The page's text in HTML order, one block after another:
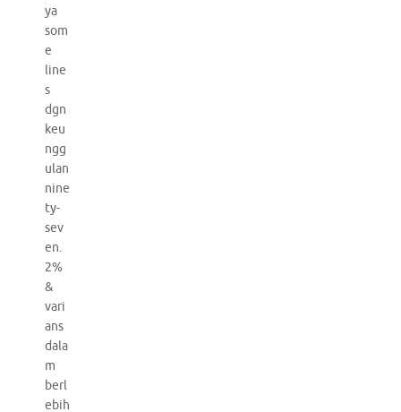
ya
som
e
line
s
dgn
keu
ngg
ulan
nine
ty-
sev
en.
2%
&
vari
ans
dala
m
berl
ebih